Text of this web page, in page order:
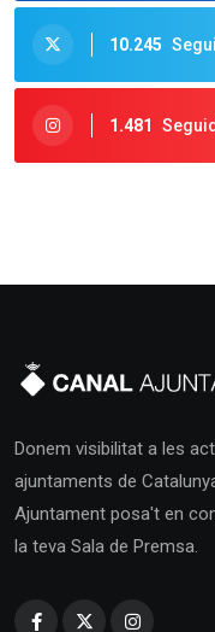
10.245
1.481
Donem visibilitat a les
ajuntaments de
Ajuntament posa't en
la teva Sala de Premsa.